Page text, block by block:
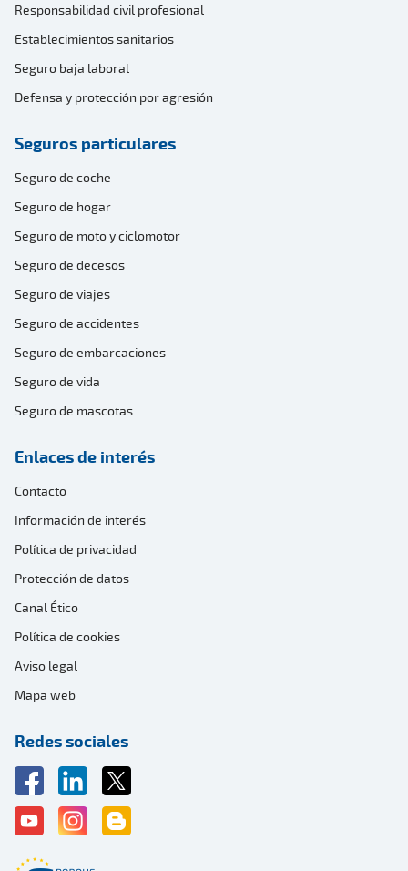
Responsabilidad civil profesional
Establecimientos sanitarios
Seguro baja laboral
Defensa y protección por agresión
Seguros particulares
Seguro de coche
Seguro de hogar
Seguro de moto y ciclomotor
Seguro de decesos
Seguro de viajes
Seguro de accidentes
Seguro de embarcaciones
Seguro de vida
Seguro de mascotas
Enlaces de interés
Contacto
Información de interés
Política de privacidad
Protección de datos
Canal Ético
Política de cookies
Aviso legal
Mapa web
Redes sociales